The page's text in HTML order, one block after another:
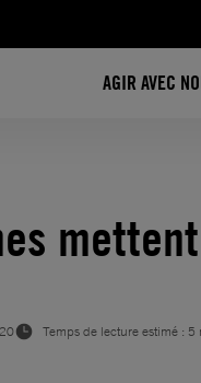
AGIR AVEC
Temps de lecture estimé : 5